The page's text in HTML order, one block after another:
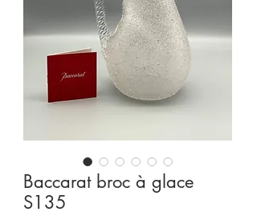
Baccarat broc à glace
S135